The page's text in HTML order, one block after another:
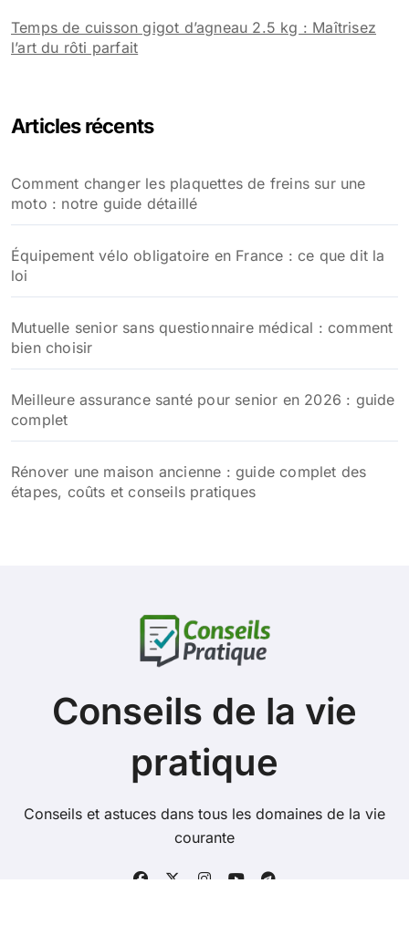
Temps de cuisson gigot d’agneau 2.5 kg : Maîtrisez
l’art du rôti parfait
Articles récents
Comment changer les plaquettes de freins sur une
moto : notre guide détaillé
Équipement vélo obligatoire en France : ce que dit la
loi
Mutuelle senior sans questionnaire médical : comment
bien choisir
Meilleure assurance santé pour senior en 2026 : guide
complet
Rénover une maison ancienne : guide complet des
étapes, coûts et conseils pratiques
Conseils de la vie
pratique
Conseils et astuces dans tous les domaines de la vie
courante